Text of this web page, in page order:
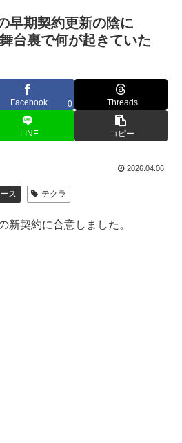
早期契約更新の陰に
台裏で何が起きていた
Facebook 0 Threads
LINE コピー
2026.04.06
ス テクラ
新契約に合意しました。